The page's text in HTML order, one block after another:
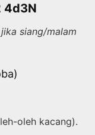
4d3N
siang/malam
oleh kacang).